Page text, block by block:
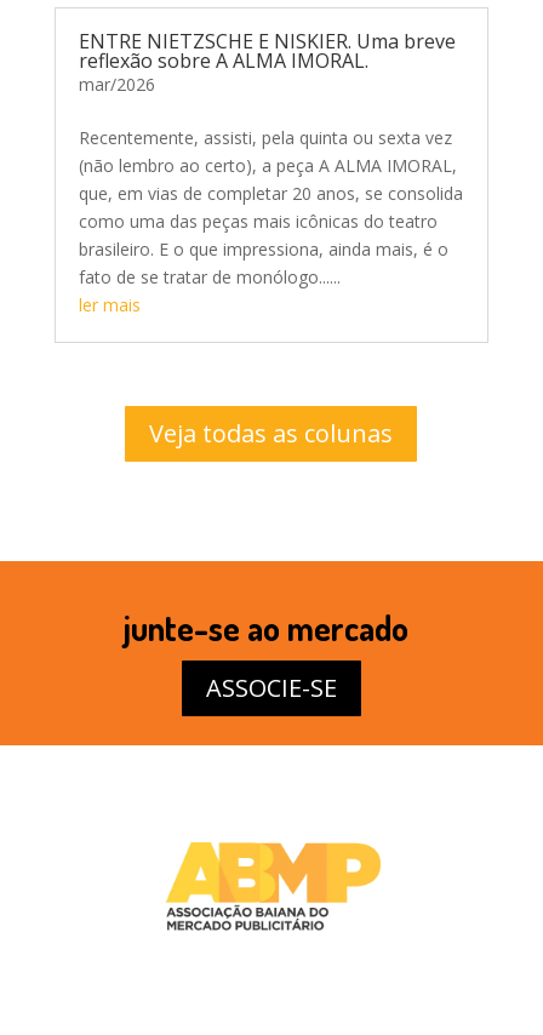
ENTRE NIETZSCHE E NISKIER. Uma breve
reflexão sobre A ALMA IMORAL.
mar/2026
Recentemente, assisti, pela quinta ou sexta vez
(não lembro ao certo), a peça A ALMA IMORAL,
que, em vias de completar 20 anos, se consolida
como uma das peças mais icônicas do teatro
brasileiro. E o que impressiona, ainda mais, é o
fato de se tratar de monólogo......
ler mais
Veja todas as colunas
junte-se ao mercado
ASSOCIE-SE